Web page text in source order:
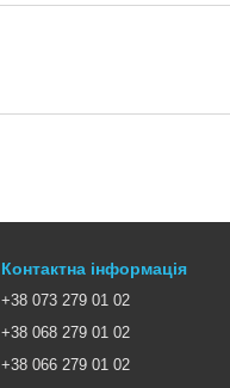
Контактна інформація
+38 073 279 01 02
+38 068 279 01 02
+38 066 279 01 02